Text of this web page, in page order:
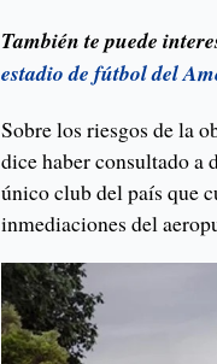
También te puede
estadio de fútbol del
Sobre los riesgos de la
dice haber consultado
único club del país que
inmediaciones del